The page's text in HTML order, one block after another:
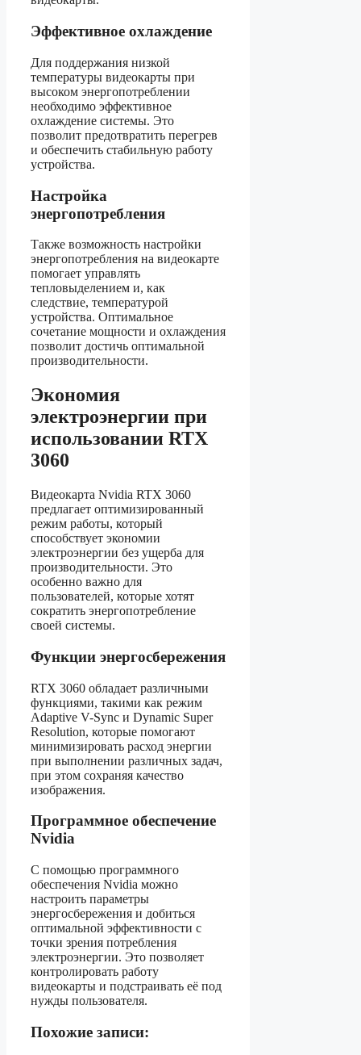
Эффективное охлаждение
Для поддержания низкой
температуры видеокарты при
высоком энергопотреблении
необходимо эффективное
охлаждение системы. Это
позволит предотвратить перегрев
и обеспечить стабильную работу
устройства.
Настройка
энергопотребления
Также возможность настройки
энергопотребления на видеокарте
помогает управлять
тепловыделением и, как
следствие, температурой
устройства. Оптимальное
сочетание мощности и охлаждения
позволит достичь оптимальной
производительности.
Экономия
электроэнергии при
использовании RTX
3060
Видеокарта Nvidia RTX 3060
предлагает оптимизированный
режим работы, который
способствует экономии
электроэнергии без ущерба для
производительности. Это
особенно важно для
пользователей, которые хотят
сократить энергопотребление
своей системы.
Функции энергосбережения
RTX 3060 обладает различными
функциями, такими как режим
Adaptive V-Sync и Dynamic Super
Resolution, которые помогают
минимизировать расход энергии
при выполнении различных задач,
при этом сохраняя качество
изображения.
Программное обеспечение
Nvidia
С помощью программного
обеспечения Nvidia можно
настроить параметры
энергосбережения и добиться
оптимальной эффективности с
точки зрения потребления
электроэнергии. Это позволяет
контролировать работу
видеокарты и подстраивать её под
нужды пользователя.
Похожие записи: